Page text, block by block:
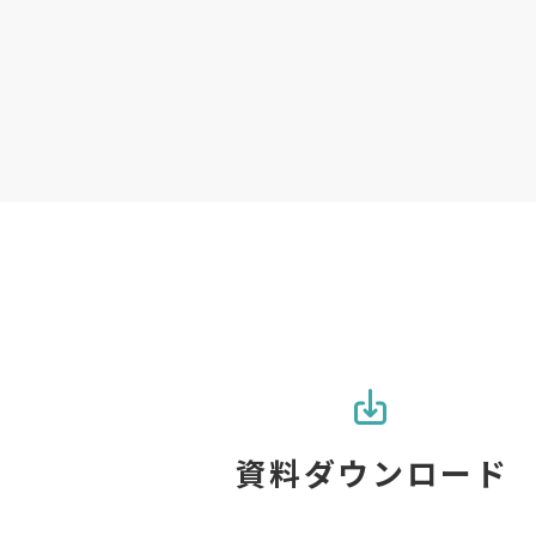
資料ダウンロード